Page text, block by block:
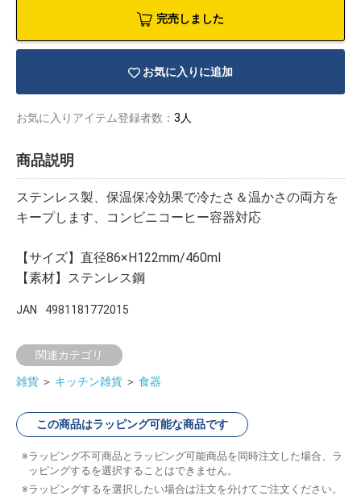
完売しました
お気に入りに追加
お気に入りアイテム登録者数： 3人
商品説明
ステンレス製、保温保冷効果で冷たさ＆温かさの両方を
キープします、コンビニコーヒー容器対応
【サイズ】直径86×H122mm/460ml
【素材】ステンレス鋼
JAN 4981181772015
関連カテゴリ
雑貨 ＞ キッチン雑貨 ＞ 食器
この商品はラッピング可能な商品です
ラッピング不可商品とラッピング可能商品を同時注文した場合、ラ
ッピングするを選択することはできません。
ラッピングするを選択したい場合は注文を分けてご注文ください。
ーター